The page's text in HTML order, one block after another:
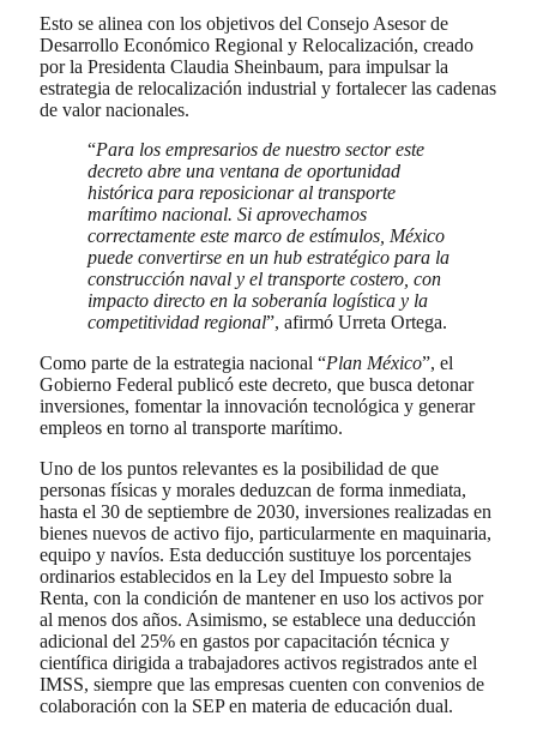
Esto se alinea con los objetivos del Consejo Asesor de
Desarrollo Económico Regional y Relocalización, creado
por la Presidenta Claudia Sheinbaum, para impulsar la
estrategia de relocalización industrial y fortalecer las cadenas
de valor nacionales.
“Para los empresarios de nuestro sector este
decreto abre una ventana de oportunidad
histórica para reposicionar al transporte
marítimo nacional. Si aprovechamos
correctamente este marco de estímulos, México
puede convertirse en un hub estratégico para la
construcción naval y el transporte costero, con
impacto directo en la soberanía logística y la
competitividad regional”, afirmó Urreta Ortega.
Como parte de la estrategia nacional “Plan México”, el
Gobierno Federal publicó este decreto, que busca detonar
inversiones, fomentar la innovación tecnológica y generar
empleos en torno al transporte marítimo.
Uno de los puntos relevantes es la posibilidad de que
personas físicas y morales deduzcan de forma inmediata,
hasta el 30 de septiembre de 2030, inversiones realizadas en
bienes nuevos de activo fijo, particularmente en maquinaria,
equipo y navíos. Esta deducción sustituye los porcentajes
ordinarios establecidos en la Ley del Impuesto sobre la
Renta, con la condición de mantener en uso los activos por
al menos dos años. Asimismo, se establece una deducción
adicional del 25% en gastos por capacitación técnica y
científica dirigida a trabajadores activos registrados ante el
IMSS, siempre que las empresas cuenten con convenios de
colaboración con la SEP en materia de educación dual.